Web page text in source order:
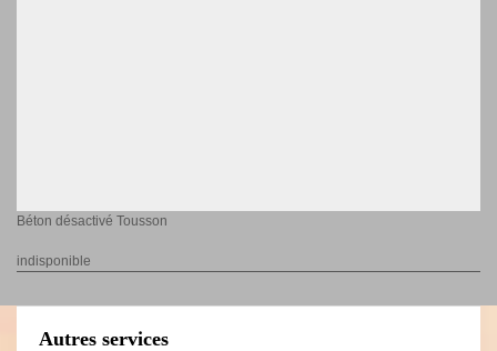
Béton désactivé Tousson
indisponible
Autres services